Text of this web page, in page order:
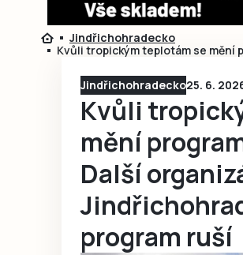
Jindřichohradecko
Kvůli tropickým teplotám se
Jindřichohradecko25. 6.
Kvůli
mění
Další
program ruší